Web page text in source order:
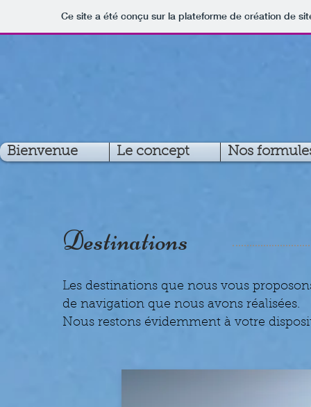
Ce site a été conçu sur la plateforme de création de
Bienvenue Le concept Nos
Destinations
Les destinations que nous vous
de navigation que nous avons réalisées.
Nous restons évidemment à votre